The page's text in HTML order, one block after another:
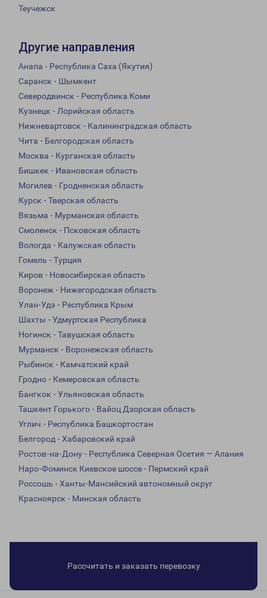
Теучежск
Другие направления
Анапа - Республика Саха (Якутия)
Саранск - Шымкент
Северодвинск - Республика Коми
Кузнецк - Лорийская область
Нижневартовск - Калининградская область
Чита - Белгородская область
Москва - Курганская область
Бишкек - Ивановская область
Могилев - Гродненская область
Курск - Тверская область
Вязьма - Мурманская область
Смоленск - Псковская область
Вологда - Калужская область
Гомель - Турция
Киров - Новосибирская область
Воронеж - Нижегородская область
Улан-Удэ - Республика Крым
Шахты - Удмуртская Республика
Ногинск - Тавушская область
Мурманск - Воронежская область
Рыбинск - Камчатский край
Гродно - Кемеровская область
Бангкок - Ульяновская область
Ташкент Горького - Вайоц Дзорская область
Углич - Республика Башкортостан
Белгород - Хабаровский край
Ростов-на-Дону - Республика Северная Осетия — Алания
Наро-Фоминск Киевское шоссе - Пермский край
Россошь - Ханты-Мансийский автономный округ
Красноярск - Минская область
Рассчитать и заказать перевозку